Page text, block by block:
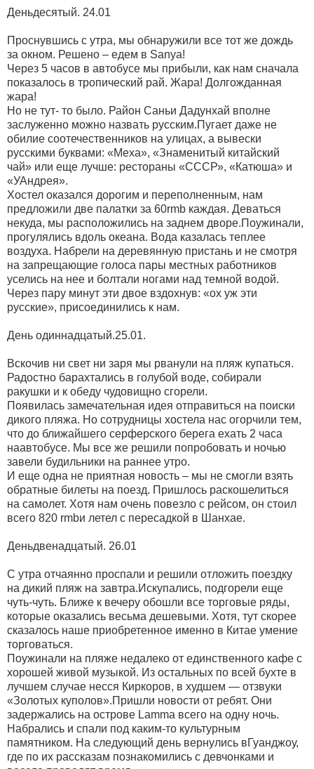
Деньдесятый. 24.01
Проснувшись с утра, мы обнаружили все тот же дождь
за окном. Решено – едем в Sanya!
Через 5 часов в автобусе мы прибыли, как нам сначала
показалось в тропический рай. Жара! Долгожданная
жара!
Но не тут- то было. Район Саньи Дадунхай вполне
заслуженно можно назвать русским.Пугает даже не
обилие соотечественников на улицах, а вывески
русскими буквами: «Меха», «Знаменитый китайский
чай» или еще лучше: рестораны «СССР», «Катюша» и
«УАндрея».
Хостел оказался дорогим и переполненным, нам
предложили две палатки за 60rmb каждая. Деваться
некуда, мы расположились на заднем дворе.Поужинали,
прогулялись вдоль океана. Вода казалась теплее
воздуха. Набрели на деревянную пристань и не смотря
на запрещающие голоса пары местных работников
уселись на нее и болтали ногами над темной водой.
Через пару минут эти двое вздохнув: «ох уж эти
русские», присоединились к нам.
День одиннадцатый.25.01.
Вскочив ни свет ни заря мы рванули на пляж купаться.
Радостно барахтались в голубой воде, собирали
ракушки и к обеду чудовищно сгорели.
Появилась замечательная идея отправиться на поиски
дикого пляжа. Но сотрудницы хостела нас огорчили тем,
что до ближайшего серферского берега ехать 2 часа
наавтобусе. Мы все же решили попробовать и ночью
завели будильники на раннее утро.
И еще одна не приятная новость – мы не смогли взять
обратные билеты на поезд. Пришлось раскошелиться
на самолет. Хотя нам очень повезло с рейсом, он стоил
всего 820 rmbи летел с пересадкой в Шанхае.
Деньдвенадцатый. 26.01
С утра отчаянно проспали и решили отложить поездку
на дикий пляж на завтра.Искупались, подгорели еще
чуть-чуть. Ближе к вечеру обошли все торговые ряды,
которые оказались весьма дешевыми. Хотя, тут скорее
сказалось наше приобретенное именно в Китае умение
торговаться.
Поужинали на пляже недалеко от единственного кафе с
хорошей живой музыкой. Из остальных по всей бухте в
лучшем случае несся Киркоров, в худшем — отзвуки
«Золотых куполов».Пришли новости от ребят. Они
задержались на острове Lamma всего на одну ночь.
Набрались и спали под каким-то культурным
памятником. На следующий день вернулись вГуанджоу,
где по их рассказам познакомились с девчонками и